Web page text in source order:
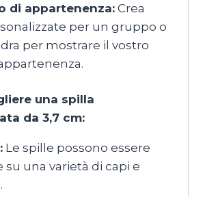
di appartenenza:Crea
per un gruppo o
per mostrare il vostro
una spilla
da 3,7 cm:
Le spille possono essere
su una varietà di capi e